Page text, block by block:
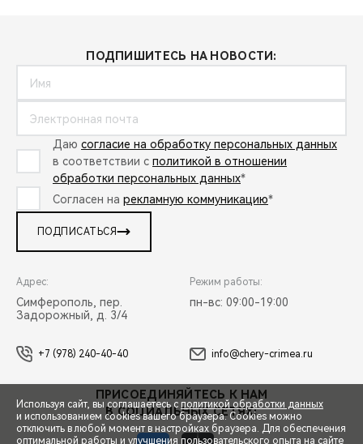
ПОДПИШИТЕСЬ НА НОВОСТИ:
Даю согласие на обработку персональных данных
в соответствии с политикой в отношении
обработки персональных данных*
Согласен на рекламную коммуникацию*
ПОДПИСАТЬСЯ
Адрес:
Симферополь, пер.
Задорожный, д. 3/4
Режим работы:
пн-вс: 09:00-19:00
+7 (978) 240-40-40 info@chery-crimea.ru
ПРИСОЕДИНЯЙТЕСЬ К НАМ
В СОЦИАЛЬНЫХ СЕТЯХ:
Используя сайт, вы соглашаетесь с политикой обработки данных
и использованием cookies вашего браузера. Cookies можно
отключить в любой момент в настройках браузера. Для обеспечения
оптимальной работы и улучшения пользовательского опыта на сайте